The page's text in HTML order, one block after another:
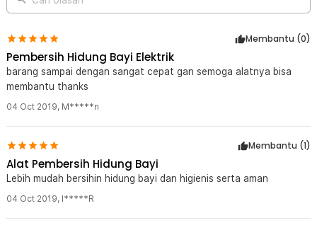
Membantu (0)
Pembersih Hidung Bayi Elektrik
barang sampai dengan sangat cepat gan semoga alatnya bisa
membantu thanks
04 Oct 2019, M*****n
Membantu (1)
Alat Pembersih Hidung Bayi
Lebih mudah bersihin hidung bayi dan higienis serta aman
04 Oct 2019, I*****R